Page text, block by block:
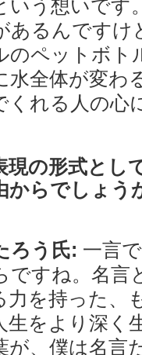
いう想いです
あるんですけ
のペットボト
水全体が変わ
くれる人の心
の形式とし
からでしょう
ろう氏: 一言
ですね。名言
力を持った、
生をより深く
が、僕は名言